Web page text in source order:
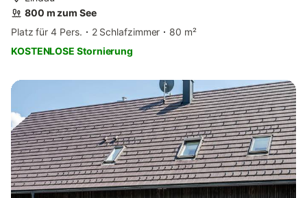
800 m zum See
Platz für 4 Pers.
2 Schlafzimmer
80 m²
KOSTENLOSE Stornierung